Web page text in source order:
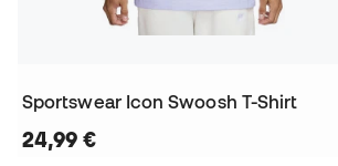
Sportswear Icon Swoosh T-Shirt
24,99 €